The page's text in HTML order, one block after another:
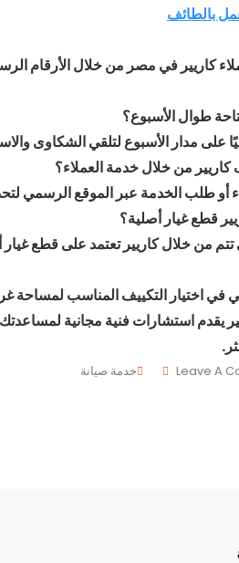
بالطائف
كاريير في مصر من خلال الأرقام
على مدار الأسبوع لتلقي الشكاوى
أو طلب الخدمة عبر الموقع الرسمي
تتم من خلال كاريير تعتمد علىقطع غيار
يقدم استشارات فنية مجانية
Leave A خدمة صيانة